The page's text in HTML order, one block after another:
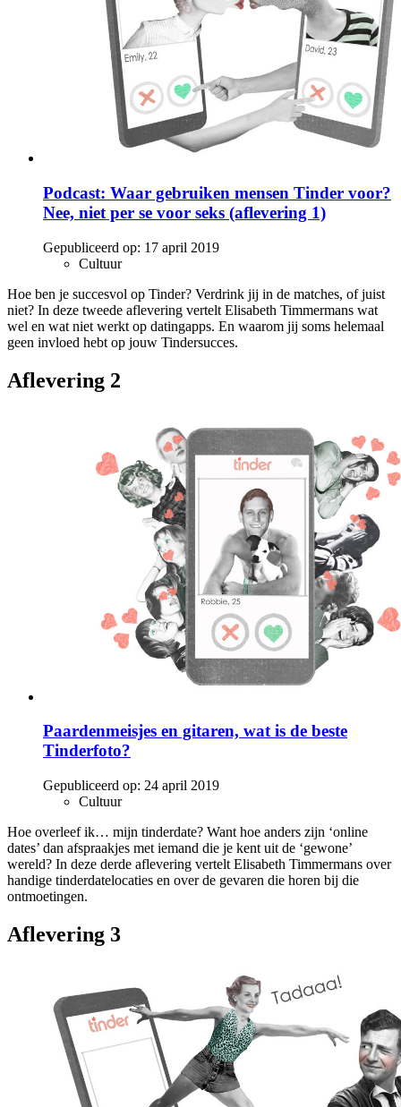
Podcast: Waar gebruiken mensen Tinder voor?
Nee, niet per se voor seks (aflevering 1)
Gepubliceerd op: 17 april 2019
Cultuur
Hoe ben je succesvol op Tinder? Verdrink jij in de matches, of juist
niet? In deze tweede aflevering vertelt Elisabeth Timmermans wat
wel en wat niet werkt op datingapps. En waarom jij soms helemaal
geen invloed hebt op jouw Tindersucces.
Aflevering 2
Paardenmeisjes en gitaren, wat is de beste
Tinderfoto?
Gepubliceerd op: 24 april 2019
Cultuur
Hoe overleef ik… mijn tinderdate? Want hoe anders zijn ‘online
dates’ dan afspraakjes met iemand die je kent uit de ‘gewone’
wereld? In deze derde aflevering vertelt Elisabeth Timmermans over
handige tinderdatelocaties en over de gevaren die horen bij die
ontmoetingen.
Aflevering 3